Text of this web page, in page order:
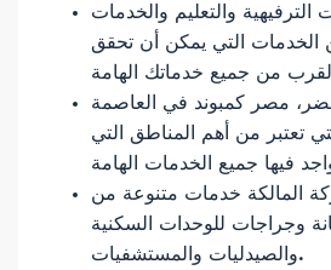
والتعليم والخدمات
الخدمات التي يمكن أن تحقق
مصر كمبوند في العاصمة
تعتبر من أهم المناطق التي
المالكة خدمات متنوعة من
وجراجات للوحدات السكنية
والصيدليات والمستشفيات.